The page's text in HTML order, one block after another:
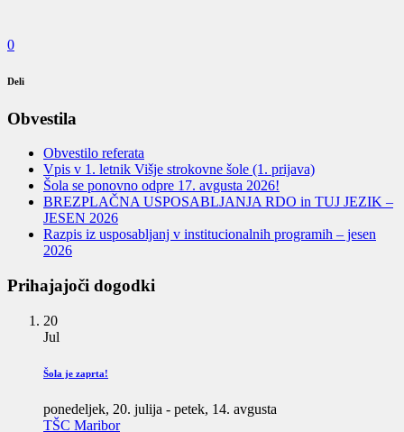
0
Deli
Obvestila
Obvestilo referata
Vpis v 1. letnik Višje strokovne šole (1. prijava)
Šola se ponovno odpre 17. avgusta 2026!
BREZPLAČNA USPOSABLJANJA RDO in TUJ JEZIK –
JESEN 2026
Razpis iz usposabljanj v institucionalnih programih – jesen
2026
Prihajajoči dogodki
20
Jul
Šola je zaprta!
ponedeljek, 20. julija - petek, 14. avgusta
TŠC Maribor